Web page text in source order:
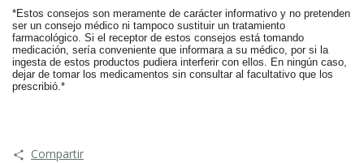
*Estos consejos son meramente de carácter informativo y no pretenden
ser un consejo médico ni tampoco sustituir un tratamiento
farmacológico. Si el receptor de estos consejos está tomando
medicación, sería conveniente que informara a su médico, por si la
ingesta de estos productos pudiera interferir con ellos. En ningún caso,
dejar de tomar los medicamentos sin consultar al facultativo que los
prescribió.*
Compartir